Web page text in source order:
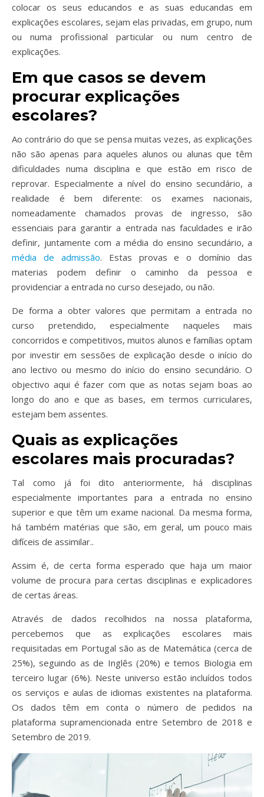
colocar os seus educandos e as suas educandas em
explicações escolares, sejam elas privadas, em grupo, num
ou numa profissional particular ou num centro de
explicações.
Em que casos se devem
procurar explicações
escolares?
Ao contrário do que se pensa muitas vezes, as explicações
não são apenas para aqueles alunos ou alunas que têm
dificuldades numa disciplina e que estão em risco de
reprovar. Especialmente a nível do ensino secundário, a
realidade é bem diferente: os exames nacionais,
nomeadamente chamados provas de ingresso, são
essenciais para garantir a entrada nas faculdades e irão
definir, juntamente com a média do ensino secundário, a
média de admissão. Estas provas e o domínio das
materias podem definir o caminho da pessoa e
providenciar a entrada no curso desejado, ou não.
De forma a obter valores que permitam a entrada no
curso pretendido, especialmente naqueles mais
concorridos e competitivos, muitos alunos e famílias optam
por investir em sessões de explicação desde o início do
ano lectivo ou mesmo do início do ensino secundário. O
objectivo aqui é fazer com que as notas sejam boas ao
longo do ano e que as bases, em termos curriculares,
estejam bem assentes.
Quais as explicações
escolares mais procuradas?
Tal como já foi dito anteriormente, há disciplinas
especialmente importantes para a entrada no ensino
superior e que têm um exame nacional. Da mesma forma,
há também matérias que são, em geral, um pouco mais
difíceis de assimilar..
Assim é, de certa forma esperado que haja um maior
volume de procura para certas disciplinas e explicadores
de certas áreas.
Através de dados recolhidos na nossa plataforma,
percebemos que as explicações escolares mais
requisitadas em Portugal são as de Matemática (cerca de
25%), seguindo as de Inglês (20%) e temos Biologia em
terceiro lugar (6%). Neste universo estão incluídos todos
os serviços e aulas de idiomas existentes na plataforma.
Os dados têm em conta o número de pedidos na
plataforma supramencionada entre Setembro de 2018 e
Setembro de 2019.